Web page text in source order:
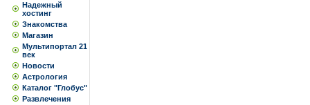
Надежный
хостинг
Знакомства
Магазин
Мультипортал 21
век
Новости
Астрология
Каталог "Глобус"
Развлечения